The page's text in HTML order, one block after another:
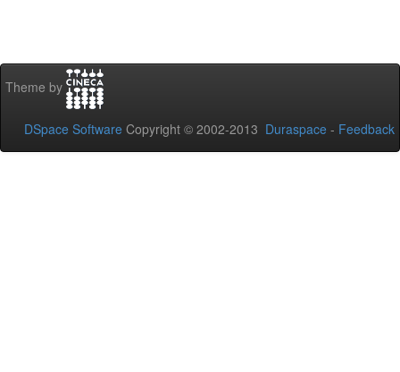
Theme by
DSpace Software Copyright © 2002-2013 Duraspace - Feedback